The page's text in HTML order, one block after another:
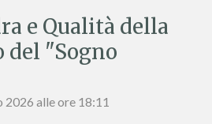
e Qualità della
del "Sogno
alle ore 18:11